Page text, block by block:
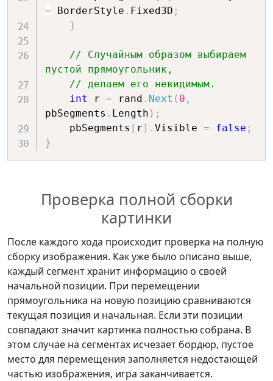
= BorderStyle . Fixed3D ;
}
// Случайным образом выбираем
пустой прямоугольник,
// делаем его невидимым.
int r = rand . Next ( 0 ,
pbSegments . Length ) ;
    pbSegments
[ r] . Visible = false ;
}
Проверка полной сборки
картинки
После каждого хода происходит проверка на полную
сборку изображения. Как уже было описано выше,
каждый сегмент хранит информацию о своей
начальной позиции. При перемещении
прямоугольника на новую позицию сравниваются
текущая позиция и начальная. Если эти позиции
совпадают значит картинка полностью собрана. В
этом случае на сегментах исчезает бордюр, пустое
место для перемещения заполняется недостающей
частью изображения, игра заканчивается.